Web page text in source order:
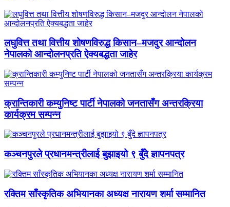
लघुवित्त तथा वित्तीय शोषणविरुद्ध किसान–मजदुर आन्दोलन
नेपालको आन्दोलनप्रति ऐक्यबद्धता जाहेर
क्रान्तिकारी कम्युनिष्ट पार्टी नेपालको जनतासँग अन्तरक्रिया
कार्यक्रम सम्पन्न
कञ्चनपुरले प्रधानमन्त्रीलाई बुझाइयो ९ बुँदे ज्ञापनपत्र
रक्तिम साँस्कृतिक अभियानका अध्यक्ष नारायण शर्मा सम्मानित